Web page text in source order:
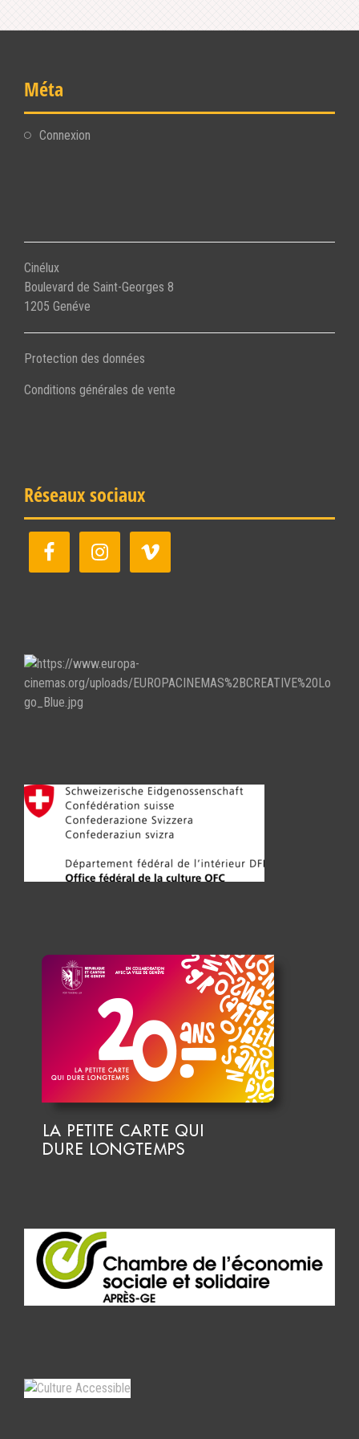
Méta
Connexion
Cinélux
Boulevard de Saint-Georges 8
1205 Genéve
Protection des données
Conditions générales de vente
Réseaux sociaux